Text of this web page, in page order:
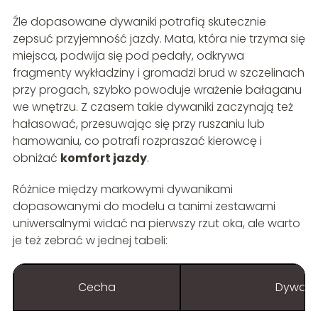
Źle dopasowane dywaniki potrafią skutecznie
zepsuć przyjemność jazdy. Mata, która nie trzyma się
miejsca, podwija się pod pedały, odkrywa
fragmenty wykładziny i gromadzi brud w szczelinach
przy progach, szybko powoduje wrażenie bałaganu
we wnętrzu. Z czasem takie dywaniki zaczynają też
hałasować, przesuwając się przy ruszaniu lub
hamowaniu, co potrafi rozpraszać kierowcę i
obniżać komfort jazdy.
Różnice między markowymi dywanikami
dopasowanymi do modelu a tanimi zestawami
uniwersalnymi widać na pierwszy rzut oka, ale warto
je też zebrać w jednej tabeli:
Cecha